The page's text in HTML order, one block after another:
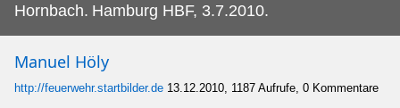
Hornbach. Hamburg HBF, 3.7.2010.
Manuel Höly
http://feuerwehr.startbilder.de 13.12.2010, 1187 Aufrufe, 0 Kommentare